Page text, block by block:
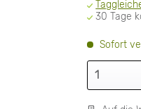
30 Tage
Sofort